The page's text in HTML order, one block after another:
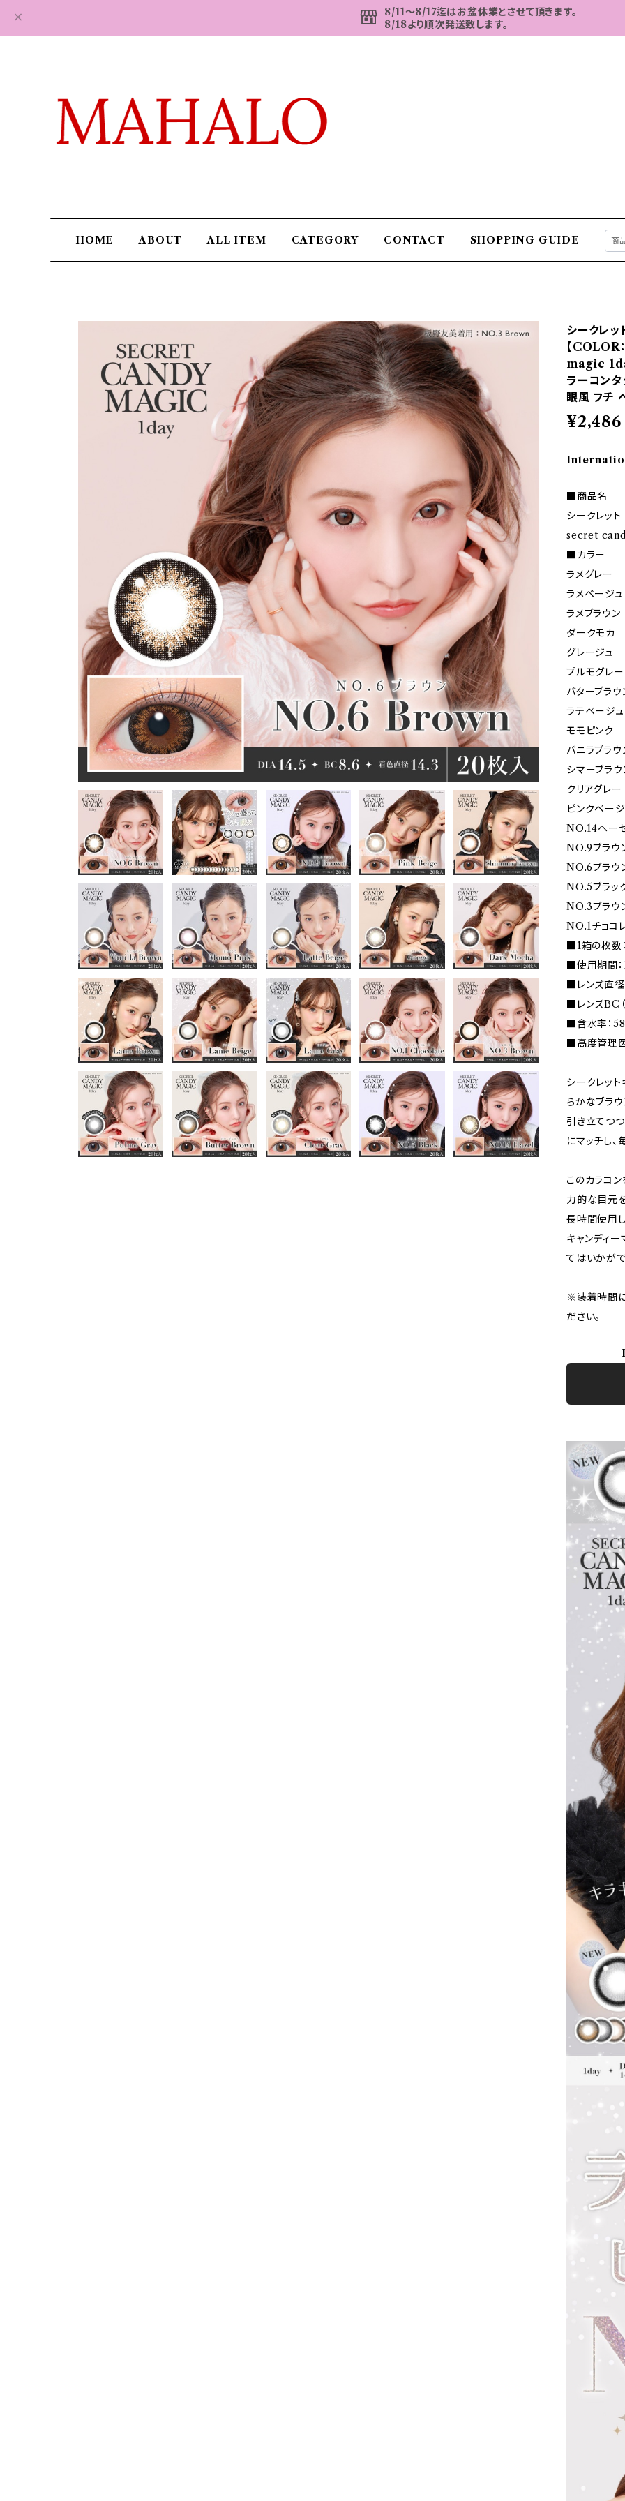
8/11～8/17迄はお盆休業とさせて頂きます。
8/18より順次発送致します。
HOME ABOUT ALL ITEM CATEGORY CONTACT SHOPPING GUIDE
シークレッ
【
magic
ラーコン
眼風 フチ
¥2,486
■商品名
シークレッ
secret
■カラー
ラメグレー
ラメベージュ
ラメブラウン
ダークモカ
グレージュ
プルモグレー
バターブラウ
ラテベージュ
モモピンク
バニラブラウ
シマーブラウ
クリアグレー
ピンクベー
NO.14ヘー
NO.9ブラウ
NO.6ブラウ
NO.5ブラッ
NO.3ブラウ
NO.1チョコ
■1箱の枚数
■使用期間：
■レンズ直
■レンズBC
■含水率：
■高度管理
シークレット
らかなブラ
引き立てつ
にマッチし
このカラコ
力的な目元
長時間使用
キャンディ
てはいかがで
※装着時間に
ださい。